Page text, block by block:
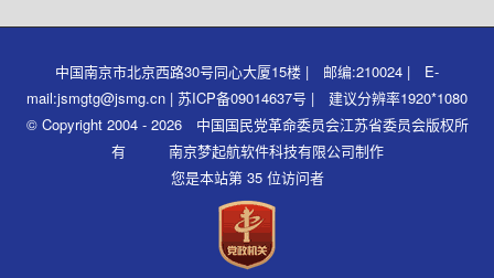
中国南京市北京西路30号同心大厦15楼 | 邮编:210024 | E-
mail:jsmgtg@jsmg.cn | 苏ICP备09014637号 | 建议分辨率1920*1080
© Copyright 2004 - 2026 中国国民党革命委员会江苏省委员会版权所
有 南京梦起航软件科技有限公司制作
您是本站第 35 位访问者